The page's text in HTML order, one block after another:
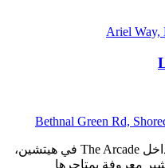
Ariel Way,
يقع Meow Lounge في مكان ساحر داخل The Arcade في هيتشين،
معروفة بمتاجرها